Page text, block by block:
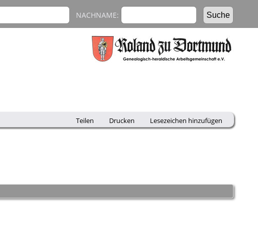
NACHNAME:
Teilen Drucken Lesezeichen hinzufügen